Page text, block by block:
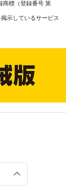
商標（登録番号 第
示しているサービス